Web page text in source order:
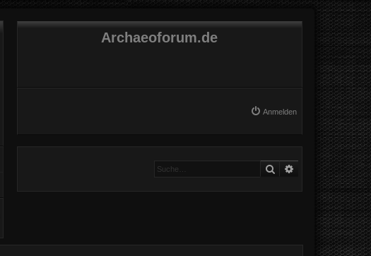
Archaeoforum.de
Anmelden
Suche Erweiterte Suche